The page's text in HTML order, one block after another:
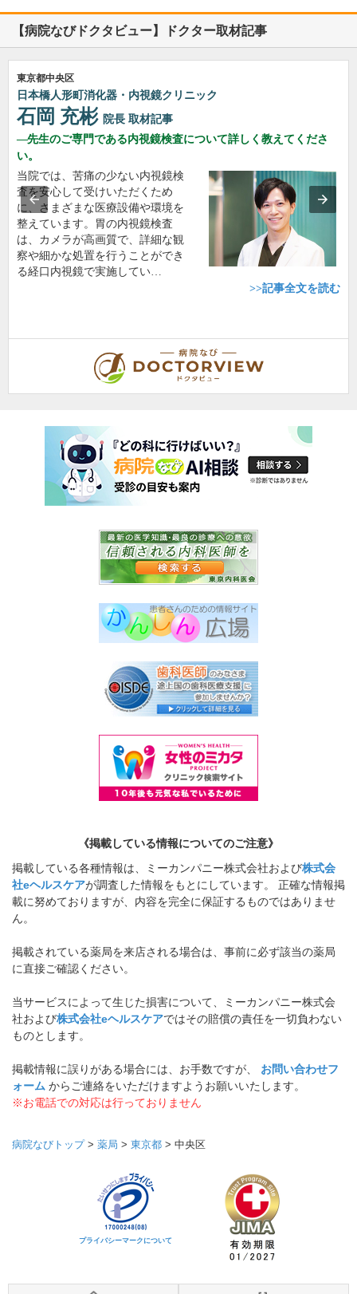
【病院なびドクタビュー】ドクター取材記事
東京都中央区
日本橋人形町消化器・内視鏡クリニック
石岡 充彬 院長 取材記事
先生のご専門である内視鏡検査について詳しく教えてくださ
い。
当院では、苦痛の少ない内視鏡検
査を安心して受けいただくため
に、さまざまな医療設備や環境を
整えています。胃の内視鏡検査
は、カメラが高画質で、詳細な観
察や細かな処置を行うことができ
る経口内視鏡で実施してい…
>>記事全文を読む
《掲載している情報についてのご注意》
掲載している各種情報は、ミーカンパニー株式会社および株式会
社eヘルスケアが調査した情報をもとにしています。 正確な情報掲
載に努めておりますが、内容を完全に保証するものではありませ
ん。
掲載されている薬局を来店される場合は、事前に必ず該当の薬局
に直接ご確認ください。
当サービスによって生じた損害について、ミーカンパニー株式会
社および株式会社eヘルスケアではその賠償の責任を一切負わない
ものとします。
掲載情報に誤りがある場合には、お手数ですが、 お問い合わせフ
ォーム からご連絡をいただけますようお願いいたします。
※お電話での対応は行っておりません
病院なびトップ> 薬局 > 東京都 > 中央区
プライバシーマークについて